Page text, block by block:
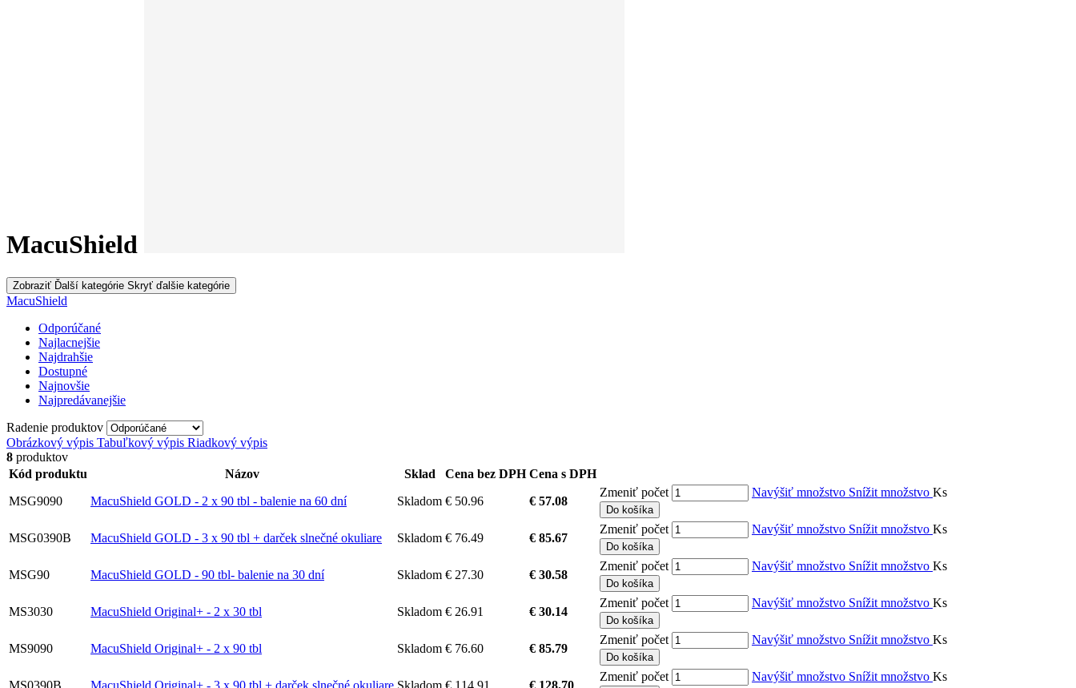
MacuShield
Zobraziť Ďalší kategórie Skryť ďalšie kategórie
MacuShield
Odporúčané
Najlacnejšie
Najdrahšie
Dostupné
Najnovšie
Najpredávanejšie
Radenie produktov
Obrázkový výpis Tabuľkový výpis Riadkový výpis
8 produktov
Kód produktu
Názov Sklad Cena bez DPH Cena s DPH
MSG9090
MacuShield GOLD - 2 x 90 tbl - balenie na 60 dní Skladom € 50.96 € 57.08
Zmeniť počet Navýšiť množstvo Snížit množstvo Ks
Do košíka
MSG0390B MacuShield GOLD - 3 x 90 tbl + darček slnečné okuliare Skladom € 76.49 € 85.67
Zmeniť počet Navýšiť množstvo Snížit množstvo Ks
Do košíka
MSG90 MacuShield GOLD - 90 tbl- balenie na 30 dní Skladom € 27.30 € 30.58
Zmeniť počet Navýšiť množstvo Snížit množstvo Ks
Do košíka
MS3030 MacuShield Original+ - 2 x 30 tbl Skladom € 26.91 € 30.14
Zmeniť počet Navýšiť množstvo Snížit množstvo Ks
Do košíka
MS9090 MacuShield Original+ - 2 x 90 tbl Skladom € 76.60 € 85.79
Zmeniť počet Navýšiť množstvo Snížit množstvo Ks
Do košíka
MS0390B MacuShield Original+ - 3 x 90 tbl + darček slnečné okuliare Skladom € 114.91 € 128.70
Zmeniť počet Navýšiť množstvo Snížit množstvo Ks